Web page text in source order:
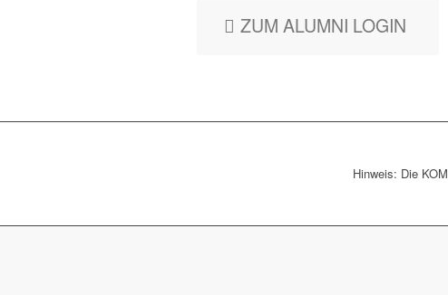
ZUM ALUMNI LOGIN
Hinweis: Die